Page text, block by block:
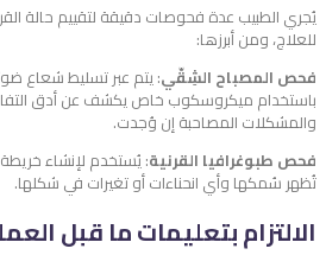
يُجري الطبيب عدة فحوصات دقيقة لتقييم حالة
للعلاج، ومن أبرزها:
فحص المصباح الشِقّي: يتم عبر تسليط شعاع
باستخدام ميكروسكوب خاص يكشف عن أدق
والمشكلات المصاحبة إن وُجدت.
فحص طبوغرافيا القرنية: يُستخدم لإنشاء خريطة
تُظهر سُمكها وأي انحناءات أو تغيرات في شكلها.
الالتزام بتعليمات ما قبل